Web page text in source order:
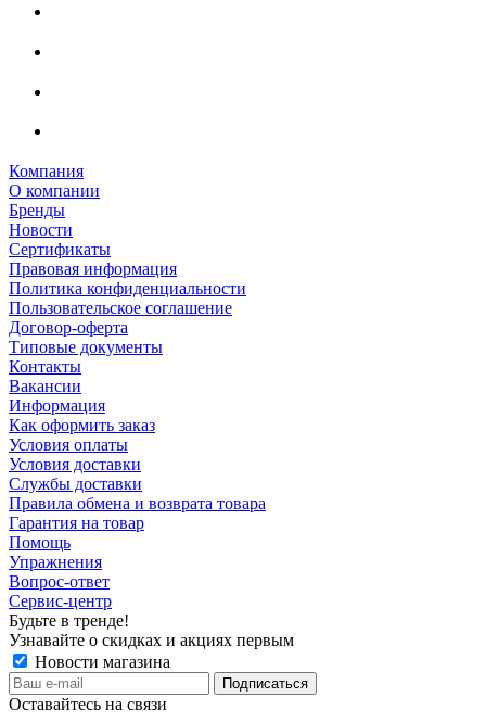
Компания
О компании
Бренды
Новости
Сертификаты
Правовая информация
Политика конфиденциальности
Пользовательское соглашение
Договор-оферта
Типовые документы
Контакты
Вакансии
Информация
Как оформить заказ
Условия оплаты
Условия доставки
Службы доставки
Правила обмена и возврата товара
Гарантия на товар
Помощь
Упражнения
Вопрос-ответ
Сервис-центр
Будьте в тренде!
Узнавайте о скидках и акциях первым
Новости магазина
Оставайтесь на связи